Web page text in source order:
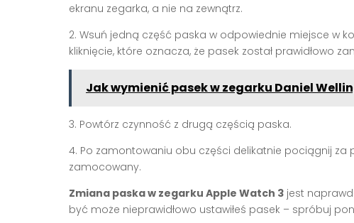
ekranu zegarka, a nie na zewnątrz.
2. Wsuń jedną część paska w odpowiednie miejsce w
kliknięcie, które oznacza, że pasek został prawidłowo
Jak wymienić pasek w zegarku Daniel
3. Powtórz czynność z drugą częścią paska.
4. Po zamontowaniu obu części delikatnie pociągnij za
zamocowany.
Zmiana paska w zegarku Apple Watch 3 jest
być może nieprawidłowo ustawiłeś pasek – spróbuj